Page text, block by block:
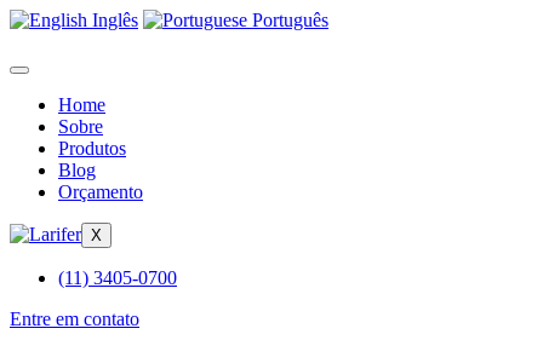
Inglês Português
Home
Sobre
Produtos
Blog
Orçamento
X
(11) 3405-0700
Entre em contato